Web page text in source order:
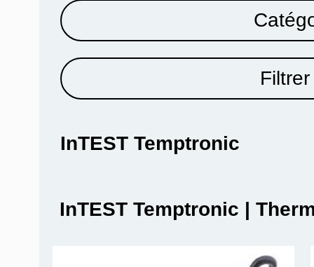
InTEST Temptronic
InTEST Temptronic |